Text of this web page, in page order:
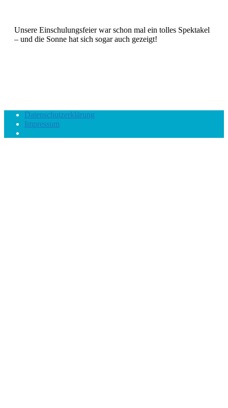
Unsere Einschulungsfeier war schon mal ein tolles Spektakel
– und die Sonne hat sich sogar auch gezeigt!
Datenschutzerklärung
Impressum